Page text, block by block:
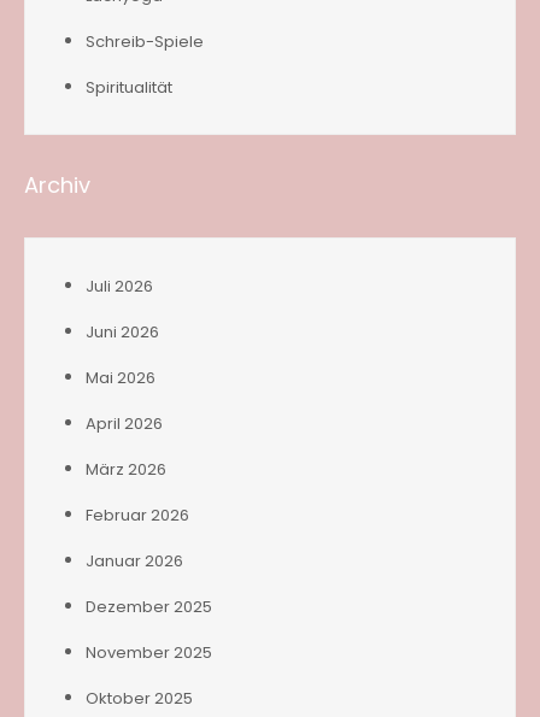
Schreib-Spiele
Spiritualität
Archiv
Juli 2026
Juni 2026
Mai 2026
April 2026
März 2026
Februar 2026
Januar 2026
Dezember 2025
November 2025
Oktober 2025